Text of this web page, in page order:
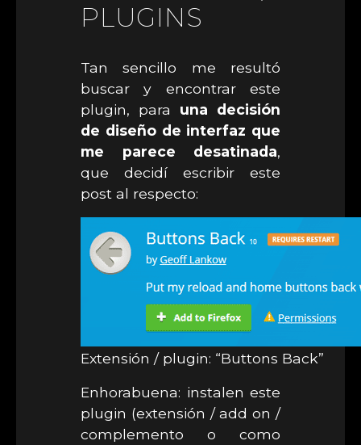
PLUGINS
Tan sencillo me resultó
buscar y encontrar este
plugin, para una decisión
de diseño de interfaz que
me parece desatinada,
que decidí escribir este
post al respecto:
Extensión / plugin: “Buttons Back”
Enhorabuena: instalen este
plugin (extensión / add on /
complemento o como